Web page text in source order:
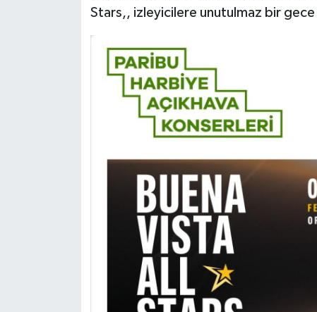
Stars,, izleyicilere unutulmaz bir gece